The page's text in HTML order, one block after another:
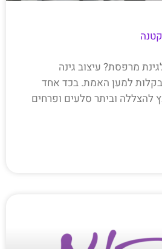
5 כדים לגינת מרפסת? עיצוב גינה
למען האמת. בכד אחד
להצללה וביתר סלעים ופרחים